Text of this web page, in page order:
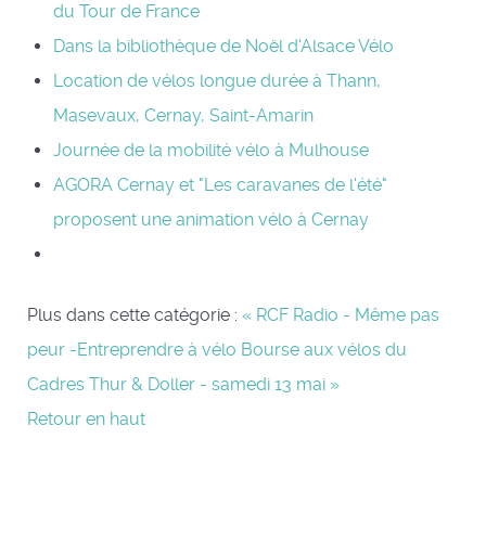
du Tour de France
Dans la bibliothèque de Noël d'Alsace Vélo
Location de vélos longue durée à Thann,
Masevaux, Cernay, Saint-Amarin
Journée de la mobilité vélo à Mulhouse
AGORA Cernay et "Les caravanes de l'été"
proposent une animation vélo à Cernay
Plus dans cette catégorie : « RCF Radio - Même pas
peur -Entreprendre à vélo Bourse aux vélos du
Cadres Thur & Doller - samedi 13 mai »
Retour en haut